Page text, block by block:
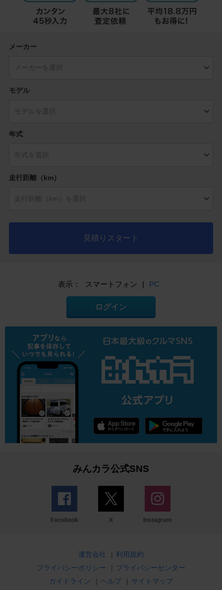
メーカー
モデル
年式
走行距離（km）
見積りスタート
表示： スマートフォン | PC
ログイン
みんカラ公式SNS
Facebook X Instagram
運営会社 | 利用規約
プライバシーポリシー
| プライバシーセンター
ガイドライン
| ヘルプ | サイトマップ